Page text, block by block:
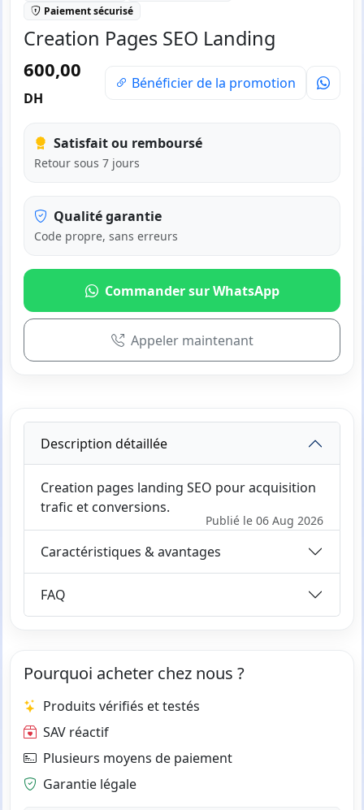
Paiement sécurisé
Creation Pages SEO Landing
600,00
DH
Bénéficier de la promotion
Satisfait ou remboursé
Retour sous 7 jours
Qualité garantie
Code propre, sans erreurs
Commander sur WhatsApp
Appeler maintenant
Description détaillée
Creation pages landing SEO pour acquisition
trafic et conversions.
Publié le 06 Aug 2026
Caractéristiques & avantages
FAQ
Pourquoi acheter chez nous ?
Produits vérifiés et testés
SAV réactif
Plusieurs moyens de paiement
Garantie légale